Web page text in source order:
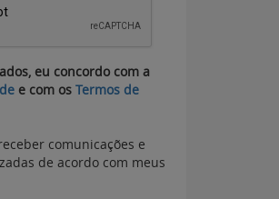
eu concordo com a
e com os Termos de
comunicações e
de acordo com meus